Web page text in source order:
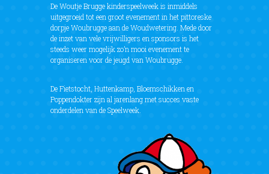
De Woutje Brugge kinderspeelweek is inmiddels
uitgegroeid tot een groot evenement in het pittoreske
dorpje Woubrugge aan de Woudwetering. Mede door
de inzet van vele vrijwilligers en sponsors is het
steeds weer mogelijk zo’n mooi evenement te
organiseren voor de jeugd van Woubrugge.
De Fietstocht, Huttenkamp, Bloemschikken en
Poppendokter zijn al jarenlang met succes vaste
onderdelen van de Speelweek.